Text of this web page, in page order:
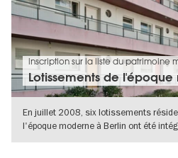
inscription sur la liste du patrimoine
Lotissements de
En juillet 2008, six lotissements
l'époque moderne à Berlin ont été